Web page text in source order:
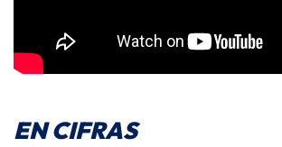
EN CIFRAS